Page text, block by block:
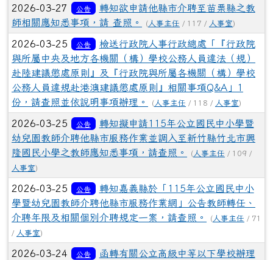
赴陸建議懲處原則』及『行政院與所屬各機關（構）學校
公務人員違規赴港澳建議懲處原則』相關事項Q&A」1
份，請查照並依說明事項辦理。
( 人事主任 / 118 / 人事室
2026-03-25 公告
轉知擬申請115年公立國民中小學暨
幼兒園教師介聘他縣市服務作業並調入至新竹縣竹北市興
隆國民小學之教師應知悉事項，請查照。
(人事主任/ 109 /
人事室)
2026-03-25 公告
轉知嘉義縣於「115年公立國民中小
學暨幼兒園教師介聘他縣市服務作業網」公告教師轉任、
介聘年限及相關個別介聘規定一案，請查照。 (人事主任/ 71
/人事室
2026-03-24 公告
函轉有關公立高級中等以下學校辦理
教師成績考核，就教師申請身心調適假之情形，請依說明
辦理，請查照。
(人事主任/ 124 /人事室)
2026-03-24
北市、桃園市、苗栗縣、雲林縣、高雄市、臺東縣社會住